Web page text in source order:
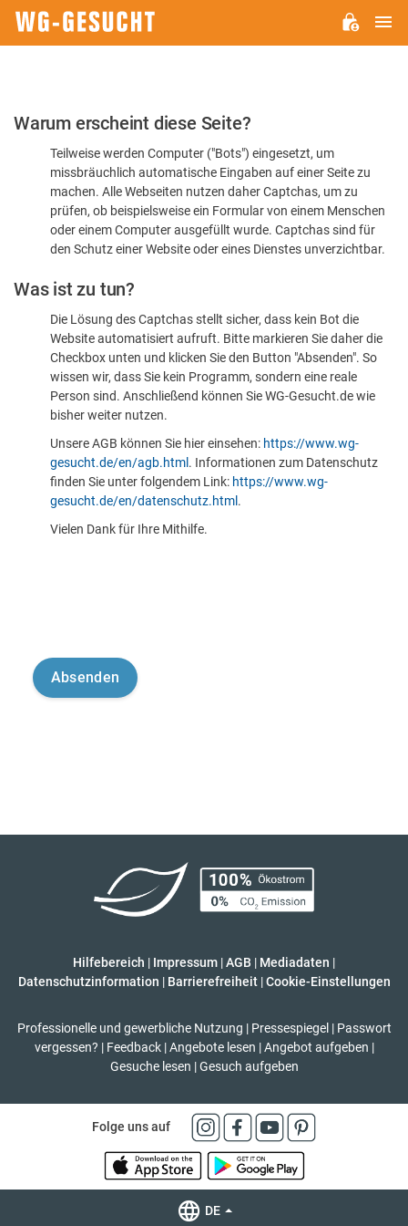
Bitte
dass
sind
Warum erscheint diese Seite?
Teilweise werden Computer ("Bots") eingesetzt, um
missbräuchlich automatische Eingaben auf einer Seite zu
machen. Alle Webseiten nutzen daher Captchas, um zu
prüfen, ob beispielsweise ein Formular von einem Menschen
oder einem Computer ausgefüllt wurde. Captchas sind für
den Schutz einer Website oder eines Dienstes unverzichtbar.
Was ist zu tun?
Die Lösung des Captchas stellt sicher, dass kein Bot die
Website automatisiert aufruft. Bitte markieren Sie daher die
Checkbox unten und klicken Sie den Button "Absenden". So
wissen wir, dass Sie kein Programm, sondern eine reale
Person sind. Anschließend können Sie WG-Gesucht.de wie
bisher weiter nutzen.
Unsere AGB können Sie hier einsehen: https://www.wg-
gesucht.de/en/agb.html . Informationen zum Datenschutz
finden Sie unter folgendem Link: https://www.wg-
gesucht.de/en/datenschutz.html .
Vielen Dank für Ihre Mithilfe.
Hilfebereich | Impressum |AGB | Mediadaten |
Datenschutzinformation | Barrierefreiheit | Cookie-Einstellungen
Professionelle und gewerbliche Nutzung | Pressespiegel | Passwort
vergessen? | Feedback | Angebote lesen | Angebot aufgeben |
Gesuche lesen | Gesuch aufgeben
Folge uns auf
DE